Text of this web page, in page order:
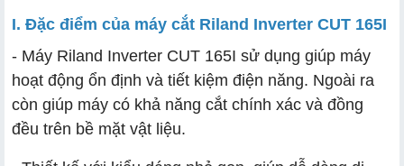
I. Đặc điểm của máy cắt Riland Inverter CUT 165I
- Máy Riland Inverter CUT 165I sử dụng giúp máy
hoạt động ổn định và tiết kiệm điện năng. Ngoài ra
còn giúp máy có khả năng cắt chính xác và đồng
đều trên bề mặt vật liệu.